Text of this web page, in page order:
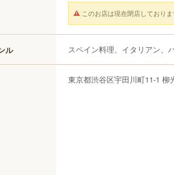
このお店は現在閉店しておりま
ル スペイン料理、イタリアン、
東京都渋谷区宇田川町11-1 柳